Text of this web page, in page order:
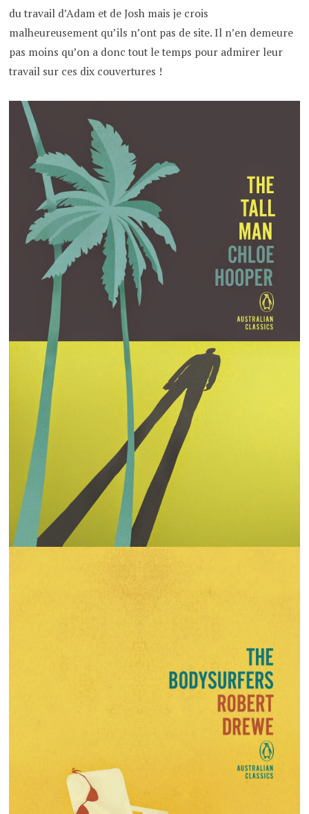
du travail d’Adam et de Josh mais je crois
malheureusement qu’ils n’ont pas de site. Il n’en demeure
pas moins qu’on a donc tout le temps pour admirer leur
travail sur ces dix couvertures !